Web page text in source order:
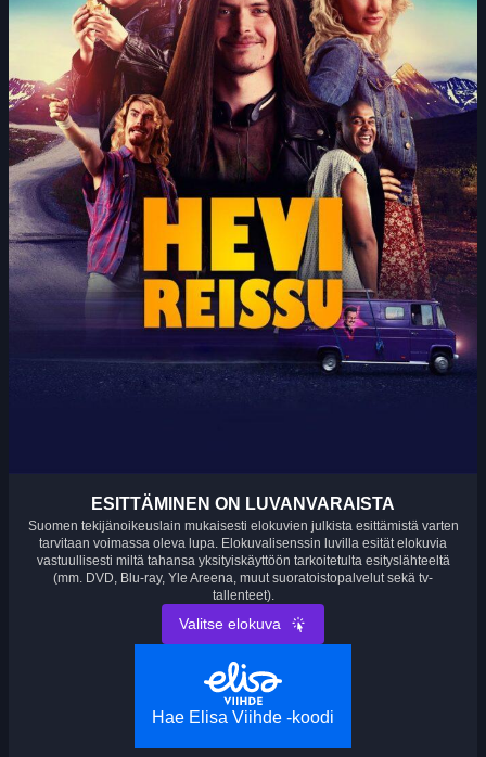
ESITTÄMINEN ON LUVANVARAISTA
Suomen tekijänoikeuslain mukaisesti elokuvien julkista esittämistä varten
tarvitaan voimassa oleva lupa. Elokuvalisenssin luvilla esität elokuvia
vastuullisesti miltä tahansa yksityiskäyttöön tarkoitetulta esityslähteeltä
(mm. DVD, Blu-ray, Yle Areena, muut suoratoistopalvelut sekä tv-
tallenteet).
Valitse elokuva
Hae Elisa Viihde -koodi